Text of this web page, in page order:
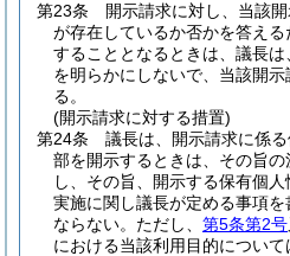
第23条
開示請求に対し、当該
が存在しているか否かを答え
することとなるときは、議長
を明らかにしないで、当該開
る。
(開示請求に対する措置)
第24条
議長は、開示請求に係
部を開示するときは、その旨
し、その旨、開示する保有個
実施に関し議長が定める事項
ならない。 ただし、 第5条第2号
における当該利用目的について